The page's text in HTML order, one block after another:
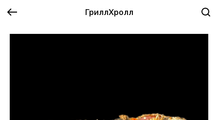
ГриллХролл